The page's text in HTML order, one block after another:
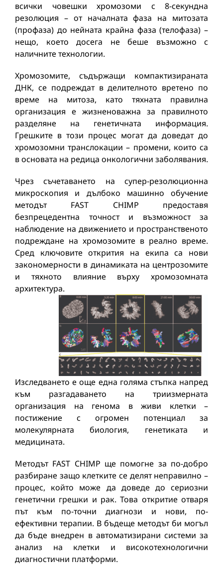
всички човешки хромозоми с 8-секундна
резолюция – от началната фаза на митозата
(профаза) до нейната крайна фаза (телофаза) –
нещо, което досега не беше възможно с
наличните технологии.
Хромозомите, съдържащи компактизираната
ДНК, се подреждат в делителното вретено по
време на митоза, като тяхната правилна
организация е жизненоважна за правилното
разделяне на генетичната информация.
Грешките в този процес могат да доведат до
хромозомни транслокации – промени, които са
в основата на редица онкологични заболявания.
Чрез съчетаването на супер-резолюционна
микроскопия и дълбоко машинно обучение
методът FAST CHIMP предоставя
безпрецедентна точност и възможност за
наблюдение на движението и пространственото
подреждане на хромозомите в реално време.
Сред ключовите открития на екипа са нови
закономерности в динамиката на центрозомите
и тяхното влияние върху хромозомната
архитектура.
Изследването е още една голяма стъпка напред
към разгадаването на триизмерната
организация на генома в живи клетки –
постижение с огромен потенциал за
молекулярната биология, генетиката и
медицината.
Методът FAST CHIMP ще помогне за по-добро
разбиране защо клетките се делят неправилно –
процес, който може да доведе до сериозни
генетични грешки и рак. Това откритие отваря
път към по-точни диагнози и нови, по-
ефективни терапии. В бъдеще методът би могъл
да бъде внедрен в автоматизирани системи за
анализ на клетки и високотехнологични
диагностични платформи.